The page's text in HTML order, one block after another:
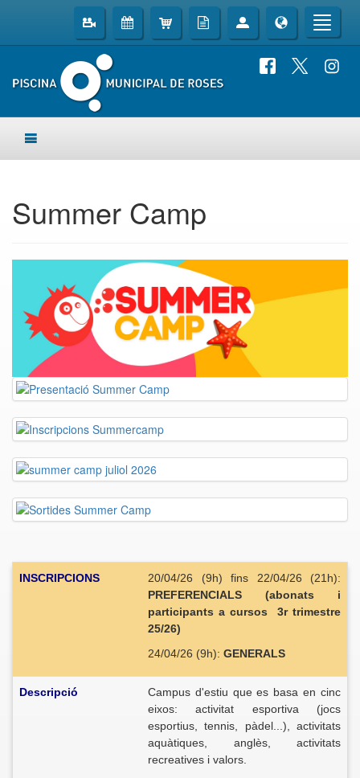
Summer Camp
INSCRIPCIONS
20/04/26 (9h) fins 22/04/26 (21h):
PREFERENCIALS (abonats i
participants a cursos 3r trimestre
25/26)
24/04/26 (9h): GENERALS
Descripció Campus d'estiu que es basa en cinc
eixos: activitat esportiva (jocs
esportius, tennis, pàdel...), activitats
aquàtiques, anglès, activitats
recreatives i valors.